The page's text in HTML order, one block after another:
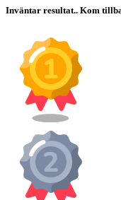
Inväntar resultat.. Kom